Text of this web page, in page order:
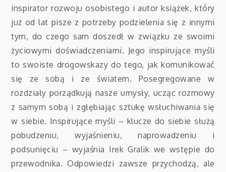
inspirator rozwoju osobistego i autor książek, który
już od lat pisze z potrzeby podzielenia się z innymi
tym, do czego sam doszedł w związku ze swoimi
życiowymi doświadczeniami. Jego inspirujące myśli
to swoiste drogowskazy do tego, jak komunikować
się ze sobą i ze światem. Posegregowane w
rozdziały porządkują nasze umysły, ucząc rozmowy
z samym sobą i zgłębiając sztukę wsłuchiwania się
w siebie. Inspirujące myśli – klucze do siebie służą
pobudzeniu, wyjaśnieniu, naprowadzeniu i
podsunięciu – wyjaśnia Irek Gralik we wstępie do
przewodnika. Odpowiedzi zawsze przychodzą, ale